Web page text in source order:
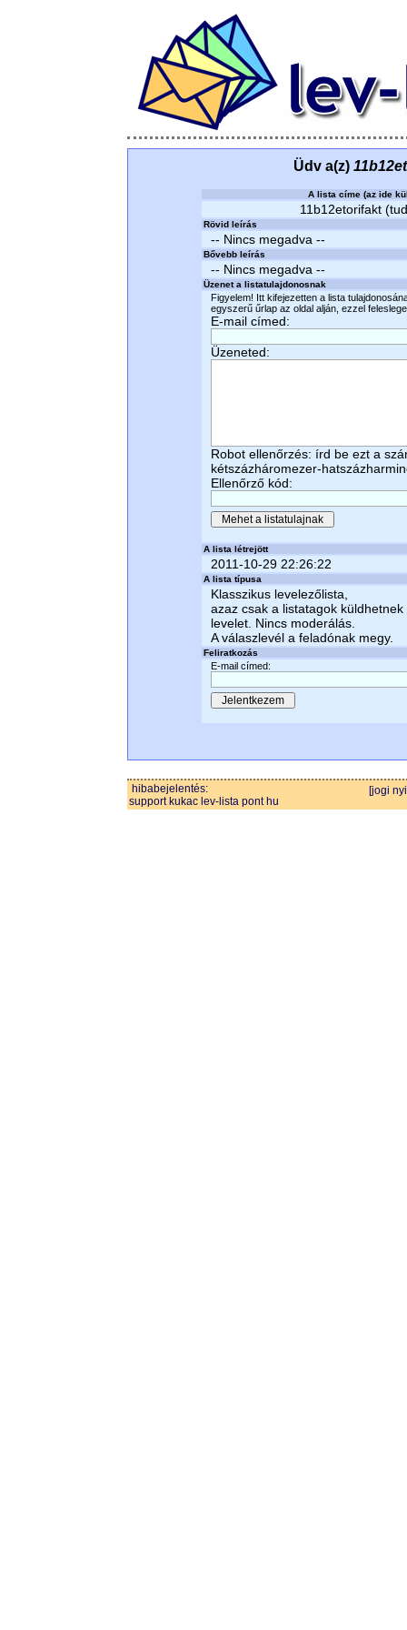
Üdv a(z)
A lista címe (az ide
11b12etorifakt
Rövid leírás
-- Nincs megadva --
Bővebb leírás
-- Nincs megadva --
Üzenet a listatulajdonosnak
Figyelem! Itt kifejezetten a lista
egyszerű űrlap az oldal alján, ezzel
E-mail címed:
Üzeneted:
Robot ellenőrzés: írd be ezt a
kétszázháromezer-
Ellenőrző kód:
A lista létrejött
2011-10-29 22:26:22
A lista típusa
Klasszikus levelezőlista,
azaz csak a listatagok küldhetnek
levelet. Nincs moderálás.
A válaszlevél a feladónak megy.
Feliratkozás
E-mail címed:
hibabejelentés:
support kukac lev-lista pont hu
[jogi